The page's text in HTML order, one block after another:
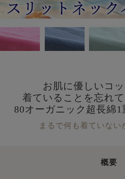
お肌に優しいコ
着ていることを忘れ
80オーガニック超長綿
まるで何も着ていない
概要